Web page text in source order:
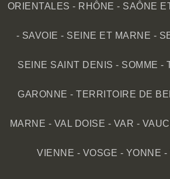
ORIENTALES - RHÔNE - SAÔNE
- SAVOIE - SEINE ET MARNE -
SEINE SAINT DENIS - SOMME -
GARONNE - TERRITOIRE DE
MARNE - VAL DOISE - VAR -
VIENNE - VOSGE - YONNE -